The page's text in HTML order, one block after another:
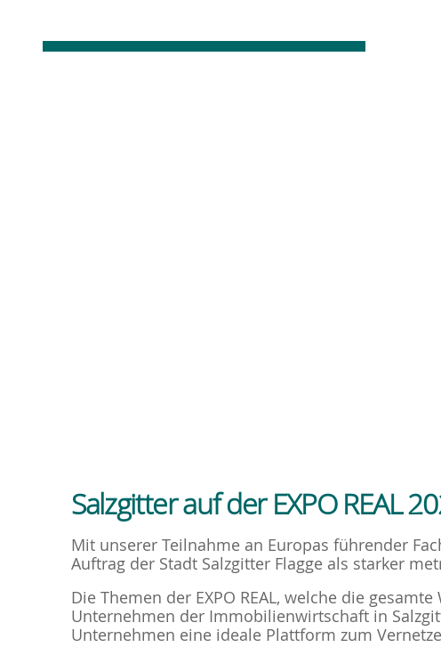
Salzgitter auf der EXPO REAL
Mit unserer Teilnahme an Europas führender
Auftrag der Stadt Salzgitter Flagge als starker
Die Themen der EXPO REAL, welche die
Unternehmen der Immobilienwirtschaft in
Unternehmen eine ideale Plattform zum